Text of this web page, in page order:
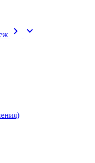
chevron_right expand_more